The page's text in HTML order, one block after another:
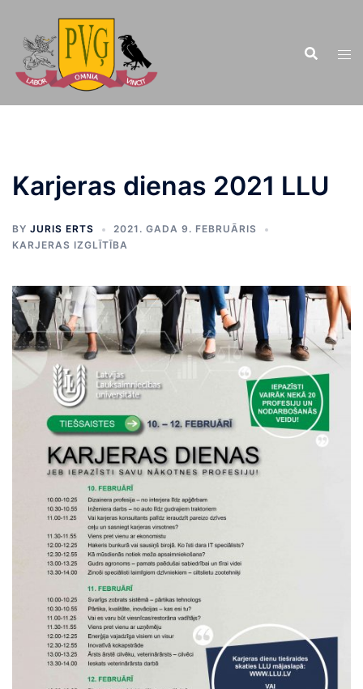
saturu
Karjeras dienas 2021 LLU
BY JURIS ERTS
2021. GADA 9. FEBRUĀRIS
KARJERAS IZGLĪTĪBA